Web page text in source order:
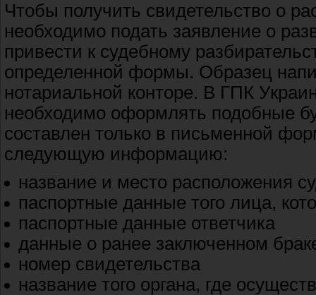
Чтобы получить свидетельство о
необходимо подать заявление о
привести к судебному
определенной формы. Образец
нотариальной конторе. В ГПК
необходимо оформлять подобные
составлен только в письменной
следующую информацию:
название и место расположения
паспортные данные того лица,
паспортные данные ответчика
данные о ранее заключенном
номер свидетельства
название того органа, где